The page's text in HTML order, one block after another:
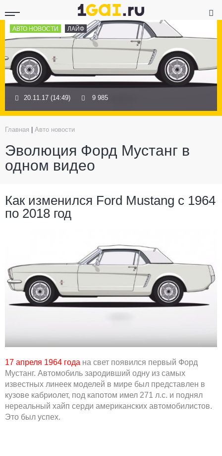
АВТО НОВОСТИ ЛАЙФ
20.11.17 (14:49) 9 985
Главная Авто новости
Эволюция Форд Мустанг в
одном видео
Как изменился Ford Mustang с 1964
по 2018 год
17 апреля 1964 года на свет появился первый Форд
Мустанг. Автомобиль зародивший одну из самых
известных линеек моделей в мире был представлен в
кузове кабриолет, под капотом имел 271 л.с. и поднял
нереальный хайп серди американских автомобилистов.
Это был успех.